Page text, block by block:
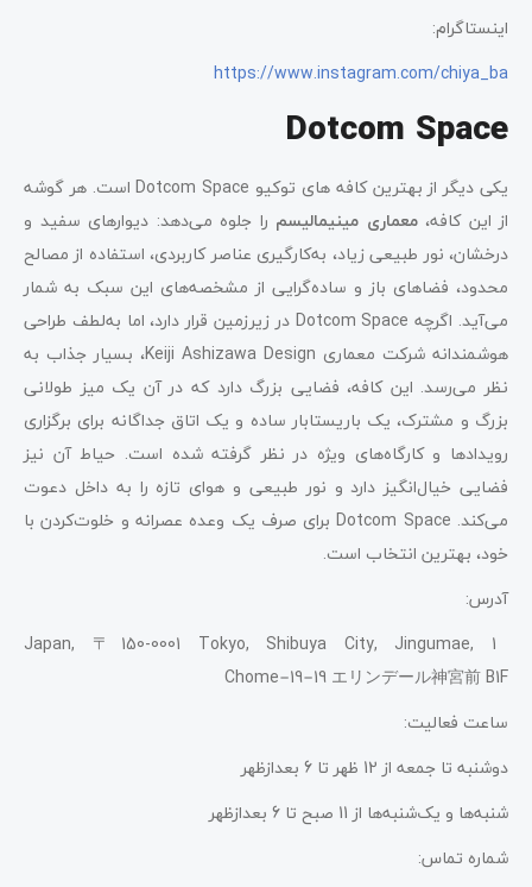
اینستاگرام:
https://www.instagram.com/chiya_ba
Dotcom Space
یکی دیگر از بهترین کافه‌ های توکیو Dotcom Space است. هر گوشه
از این کافه،معماری مینیمالیسم را جلوه می‌دهد: دیوارهای سفید و
درخشان، نور طبیعی زیاد، به‌کارگیری عناصر کاربردی، استفاده از مصالح
محدود، فضاهای باز و ساده‌گرایی از مشخصه‌های این سبک به شمار
می‌آید. اگرچه Dotcom Space در زیرزمین قرار دارد، اما به‌لطف طراحی
هوشمندانه شرکت معماری Keiji Ashizawa Design، بسیار جذاب به
نظر می‌رسد. این کافه، فضایی بزرگ دارد که در آن یک میز طولانی
بزرگ و مشترک، یک باریستابار ساده و یک اتاق جداگانه برای برگزاری
رویدادها و کارگاه‌های ویژه در نظر گرفته شده است. حیاط آن نیز
فضایی خیال‌انگیز دارد و نور طبیعی و هوای تازه را به داخل دعوت
می‌کند. Dotcom Space برای صرف یک وعده عصرانه و خلوت‌کردن با
خود، بهترین انتخاب است.
آدرس:
Japan, 〒150-0001 Tokyo, Shibuya City, Jingumae, 1
Chome−19−19 エリンデール神宮前 B1F
ساعت فعالیت:
دوشنبه تا جمعه از 12 ظهر تا 6 بعدازظهر
شنبه‌ها و یک‌شنبه‌ها از 11 صبح تا 6 بعدازظهر
شماره تماس: